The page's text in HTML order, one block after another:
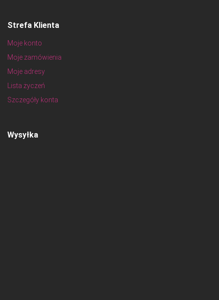
Strefa Klienta
Moje konto
Moje zamówienia
Moje adresy
Lista życzeń
Szczegóły konta
Wysyłka